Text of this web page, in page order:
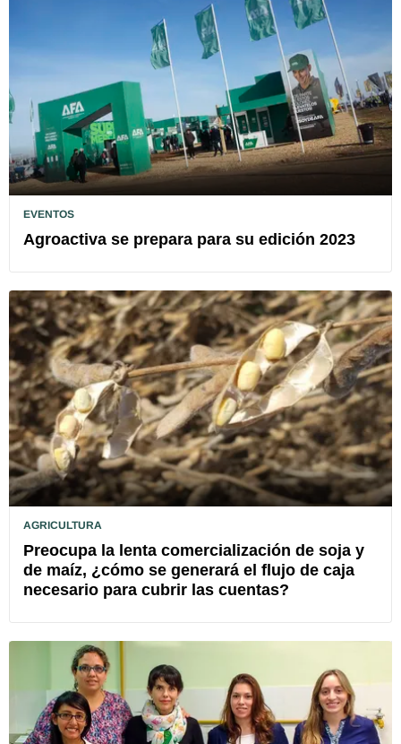
EVENTOS
Agroactiva se prepara para su edición 2023
AGRICULTURA
Preocupa la lenta comercialización de soja y
de maíz, ¿cómo se generará el flujo de caja
necesario para cubrir las cuentas?